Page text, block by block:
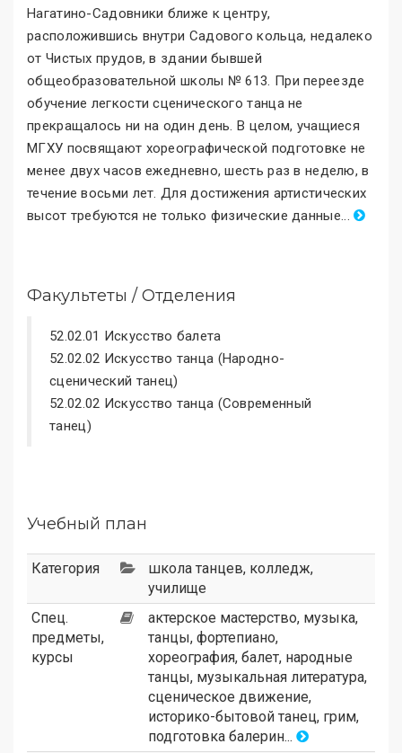
Нагатино-Садовники ближе к центру,
расположившись внутри Садового кольца, недалеко
от Чистых прудов, в здании бывшей
общеобразовательной школы № 613. При переезде
обучение легкости сценического танца не
прекращалось ни на один день. В целом, учащиеся
МГХУ посвящают хореографической подготовке не
менее двух часов ежедневно, шесть раз в неделю, в
течение восьми лет. Для достижения артистических
высот требуются не только физические данные...
Факультеты / Отделения
52.02.01 Искусство балета
52.02.02 Искусство танца (Народно-
сценический танец)
52.02.02 Искусство танца (Современный
танец)
Учебный план
Категория школа танцев, колледж,
училище
Спец.
предметы,
курсы
актерское мастерство, музыка,
танцы, фортепиано,
хореография, балет, народные
танцы, музыкальная литература,
сценическое движение,
историко-бытовой танец, грим,
подготовка балерин...